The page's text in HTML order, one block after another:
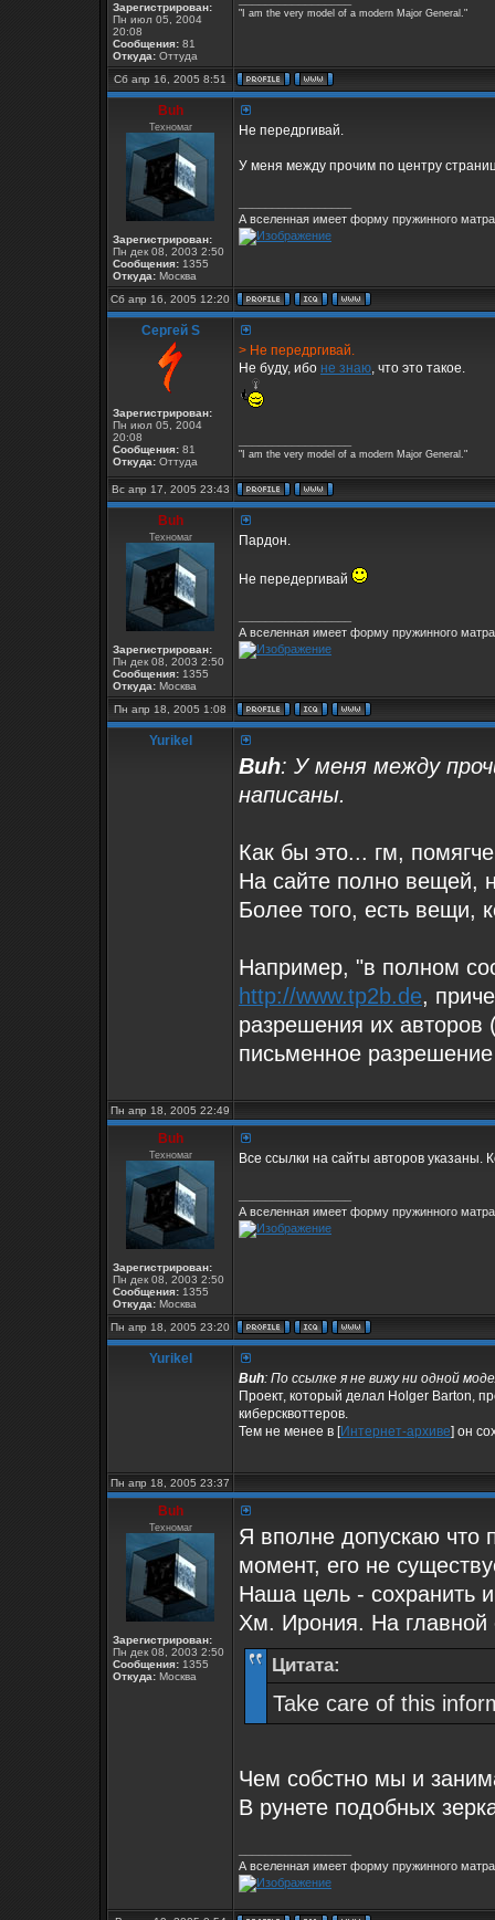
Зарегистрирован:
Пн июл 05, 2004
20:08
Сообщения: 81
Откуда: Оттуда
"I am the very model of a modern Major General."
Сб апр 16, 2005 8:51
Buh
Техномаг
Зарегистрирован:
Пн дек 08, 2003 2:50
Сообщения: 1355
Откуда: Москва
Не передргивай.
У меня между прочим по центру
А вселенная имеет форму пружинного
Сб апр 16, 2005 12:20
Сергей S
Зарегистрирован:
Пн июл 05, 2004
20:08
Сообщения: 81
Откуда: Оттуда
> Не передргивай.
Не буду, ибо не знаю, что это такое.
"I am the very model of a modern Major General."
Вс апр 17, 2005 23:43
Buh
Техномаг
Зарегистрирован:
Пн дек 08, 2003 2:50
Сообщения: 1355
Откуда: Москва
Пардон.
Не передергивай
А вселенная имеет форму пружинного
Пн апр 18, 2005 1:08
Yurikel
Buh: У меня между
написаны.
Как бы это... гм,
На сайте полно вещей,
Более того, есть вещи,
Например, "в полном
http://www.tp2b.de,
разрешения их авторов
письменное
Пн апр 18, 2005 22:49
Buh
Техномаг
Зарегистрирован:
Пн дек 08, 2003 2:50
Сообщения: 1355
Откуда: Москва
Все ссылки на сайты авторов
А вселенная имеет форму пружинного
Пн апр 18, 2005 23:20
Yurikel
Buh: По ссылке я не вижу ни одной
Проект, который делал Holger Barton,
киберсквоттеров.
Тем не менее в [Интернет-архиве] он
Пн апр 18, 2005 23:37
Buh
Техномаг
Зарегистрирован:
Пн дек 08, 2003 2:50
Сообщения: 1355
Откуда: Москва
Я вполне допускаю что
момент, его не
Наша цель - сохранить
Хм. Ирония. На главной
Цитата:
Take care of this
Чем собстно мы и
В рунете подобных
А вселенная имеет форму пружинного